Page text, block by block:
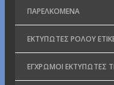
ΠΑΡΕΛΚΌΜΕΝΑ
ΕΚΤΥΠΩΤΈΣ ΡΟΛΟΎ
ΈΓΧΡΩΜΟΙ ΕΚΤΥΠΩΤΈΣ